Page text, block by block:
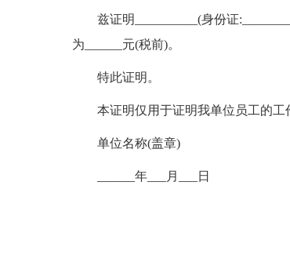
兹证明__________(身份证
为______元(税前)。
特此证明。
本证明仅用于证明我单位员工的工
单位名称(盖章)
______年___月___日